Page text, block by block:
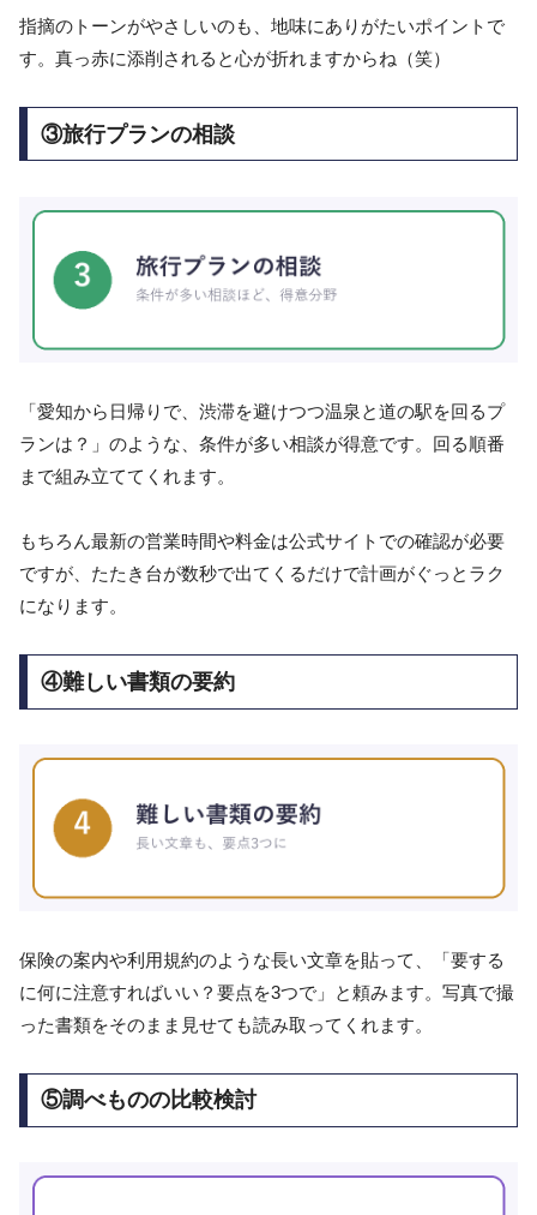
指摘のトーンがやさしいのも、地味にありがたいポイントで
す。真っ赤に添削されると心が折れますからね（笑）
③旅行プランの相談
「愛知から日帰りで、渋滞を避けつつ温泉と道の駅を回るプ
ランは？」のような、条件が多い相談が得意です。回る順番
まで組み立ててくれます。
もちろん最新の営業時間や料金は公式サイトでの確認が必要
ですが、たたき台が数秒で出てくるだけで計画がぐっとラク
になります。
④難しい書類の要約
保険の案内や利用規約のような長い文章を貼って、「要する
に何に注意すればいい？要点を3つで」と頼みます。写真で撮
った書類をそのまま見せても読み取ってくれます。
⑤調べものの比較検討